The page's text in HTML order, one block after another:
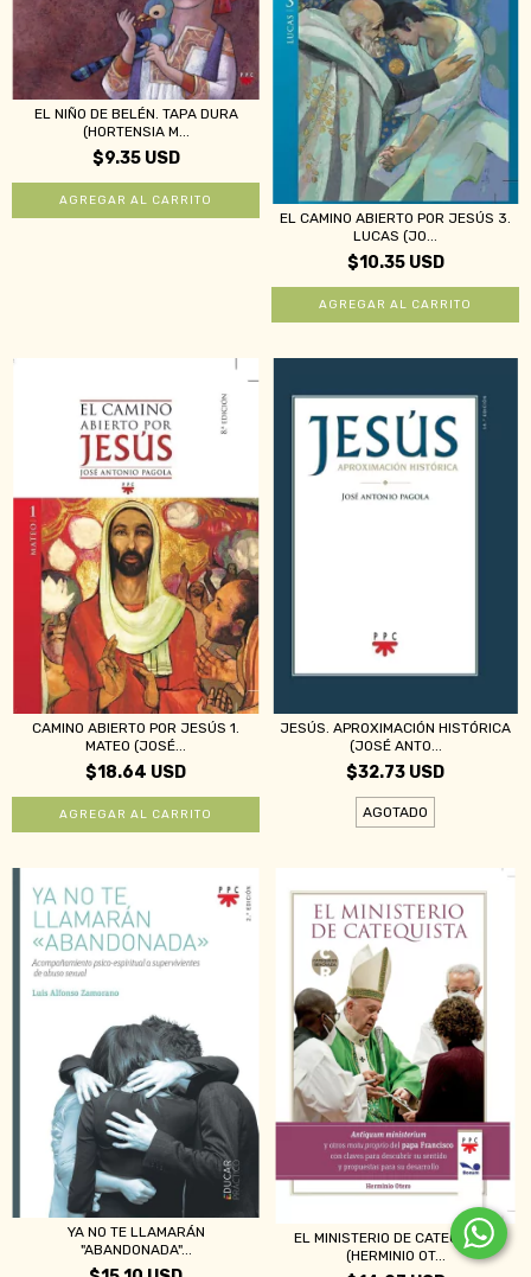
EL NIÑO DE BELÉN. TAPA DURA
(HORTENSIA M...
$9.35 USD
EL CAMINO ABIERTO POR JESÚS 3.
LUCAS (JO...
$10.35 USD
CAMINO ABIERTO POR JESÚS 1.
MATEO (JOSÉ...
$18.64 USD
JESÚS. APROXIMACIÓN HISTÓRICA
(JOSÉ ANTO...
$32.73 USD
AGOTADO
YA NO TE LLAMARÁN
"ABANDONADA"...
EL MINISTERIO DE CATEQUISTA
(HERMINIO OT...